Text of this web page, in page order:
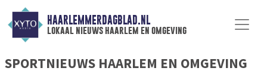
HAARLEMMERDAGBLAD.NL
lokaal nieuws haarlem en omgeving
SPORTNIEUWS HAARLEM EN OMGEVING